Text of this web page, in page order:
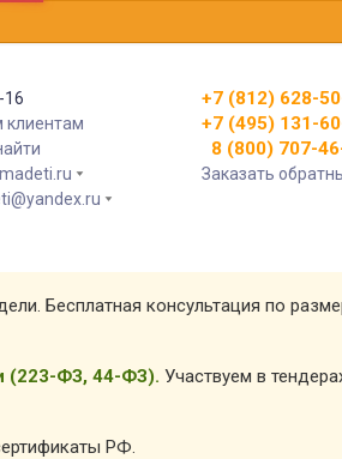
16
+7 (812) 628-
+7 (495) 131-
8 (800) 707-
Заказать
Бесплатная консультация по
(223-ФЗ, 44-ФЗ). Участвуем в
РФ.